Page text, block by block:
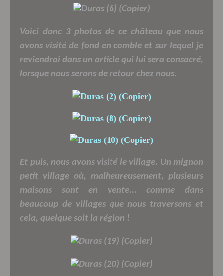
Voici donc 3 photos de ce château que nous
avons visité de fond en comble et sur lequel je
reviendrai dans un article qui lui sera consacré,
lorsque nous serons de retour chez nous.
Et puis, nous avons visité le village. Un mignon
petit village où, malheureusement, plusieurs
maisons sont en vente... comme dans
beaucoup de villages que nous traversons et
cela, quelque soit la région !